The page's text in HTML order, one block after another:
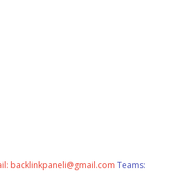
backlinkpaneli@gmail.com Teams: